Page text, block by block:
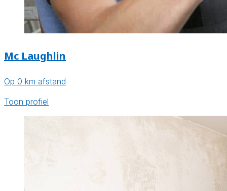
Mc Laughlin
Op 0 km afstand
Toon profiel